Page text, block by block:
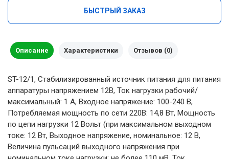
БЫСТРЫЙ ЗАКАЗ
Описание Характеристики Отзывов (0)
ST-12/1, Стабилизированный источник питания для питания
аппаратуры напряжением 12В, Ток нагрузки рабочий/
максимальный: 1 А, Входное напряжение: 100-240 В,
Потребляемая мощность по сети 220В: 14,8 Вт, Мощность
по цепи нагрузки 12 Вольт (при максимальном выходном
токе: 12 Вт, Выходное напряжение, номинальное: 12 В,
Величина пульсаций выходного напряжения при